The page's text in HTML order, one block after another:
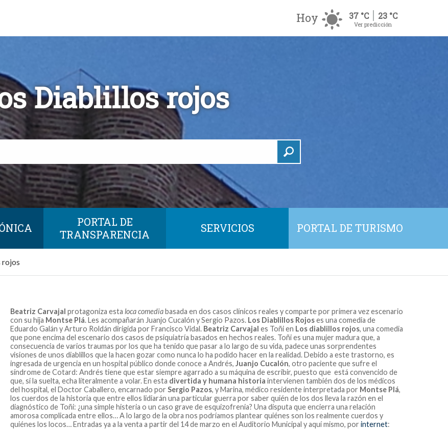
Hoy 37 °C 23 °C
Ver predicción
Diablillos rojos
PORTAL DE
TRANSPARENCIA
SERVICIOS PORTAL DE TURISMO
rojos
Beatriz Carvajal protagoniza esta loca comediabasada en dos casos clínicos reales y comparte por primera vez escenario
con su hija Montse Plá. Les acompañarán Juanjo Cucalón y Sergio Pazos. Los Diablillos Rojoses una comedia de
Eduardo Galán y Arturo Roldán dirigida por Francisco Vidal. Beatriz Carvajal es Toñi en Los diablillos rojos, una comedia
que pone encima del escenario dos casos de psiquiatría basados en hechos reales. Toñi es una mujer madura que, a
consecuencia de varios traumas por los que ha tenido que pasar a lo largo de su vida, padece unas sorprendentes
visiones de unos diablillos que la hacen gozar como nunca lo ha podido hacer en la realidad. Debido a este trastorno, es
ingresada de urgencia en un hospital público donde conoce a Andrés, Juanjo Cucalón, otro paciente que sufre el
síndrome de Cotard: Andrés tiene que estar siempre agarrado a su máquina de escribir, puesto que está convencido de
que, si la suelta, echa literalmente a volar. En esta divertida y humana historia intervienen también dos de los médicos
del hospital, el Doctor Caballero, encarnado por Sergio Pazos, y Marina, médico residente interpretada por Montse Plá,
los cuerdos de la historia que entre ellos lidiarán una particular guerra por saber quién de los dos lleva la razón en el
diagnóstico de Toñi: ¿una simple histeria o un caso grave de esquizofrenia? Una disputa que encierra una relación
amorosa complicada entre ellos… A lo largo de la obra nos podríamos plantear quiénes son los realmente cuerdos y
quiénes los locos… Entradas ya a la venta a partir del 14 de marzo en el Auditorio Municipal y aquí mismo, por internet: